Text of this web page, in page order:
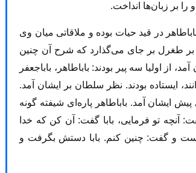
بر زبان‌ها انداخت.
در قید حیات بوده و ملاقاتی میان وی
بر طغرل بر جای می‌گذارد که شرح آن چنین
اولیا سه پیر بودند: باباطاهر، باباجعفر
ایستاده بودند. نظر سلطان بر ایشان آمد.
ایشان آمد. باباطاهر پاره‌ای شیفته گونه
آنچه تو فرمایی، بابا گفت: آن کن که خدا
و گفت: چنین کنم. بابا دستش بگرفت و